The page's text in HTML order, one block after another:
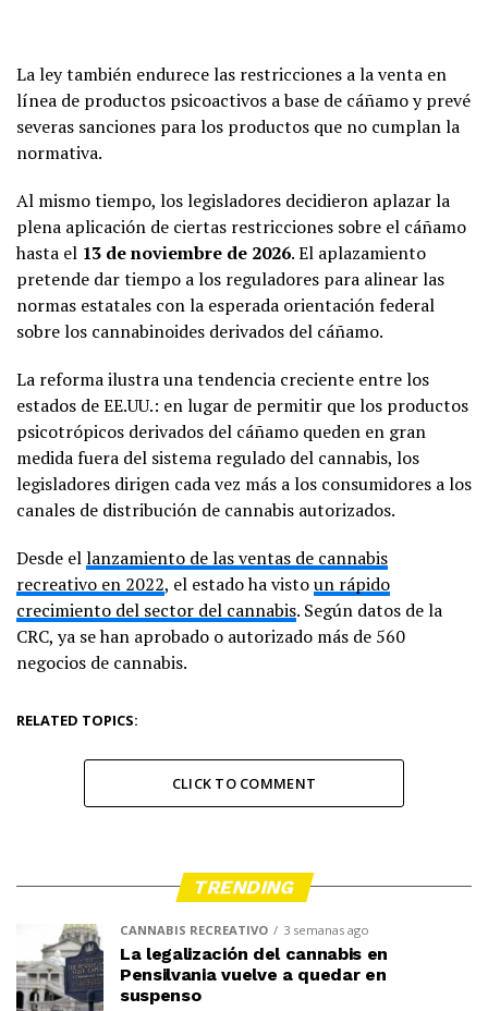
La ley también endurece las restricciones a la venta en
línea de productos psicoactivos a base de cáñamo y prevé
severas sanciones para los productos que no cumplan la
normativa.
Al mismo tiempo, los legisladores decidieron aplazar la
plena aplicación de ciertas restricciones sobre el cáñamo
hasta el 13 de noviembre de 2026. El aplazamiento
pretende dar tiempo a los reguladores para alinear las
normas estatales con la esperada orientación federal
sobre los cannabinoides derivados del cáñamo.
La reforma ilustra una tendencia creciente entre los
estados de EE.UU.: en lugar de permitir que los productos
psicotrópicos derivados del cáñamo queden en gran
medida fuera del sistema regulado del cannabis, los
legisladores dirigen cada vez más a los consumidores a los
canales de distribución de cannabis autorizados.
Desde ellanzamiento de las ventas de cannabis
recreativo en 2022, el estado ha vistoun rápido
crecimiento del sector del cannabis. Según datos de la
CRC, ya se han aprobado o autorizado más de 560
negocios de cannabis.
RELATED TOPICS:
CLICK TO COMMENT
TRENDING
CANNABIS RECREATIVO 3 semanas ago
La legalización del cannabis en
Pensilvania vuelve a quedar en
suspenso